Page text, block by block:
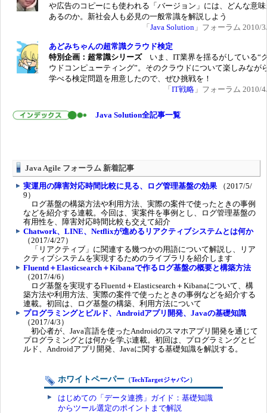
や広告のコピーにも使われる「バージョン」には、どんな意
あるのか。新社会人も必見の一般常識を解説しよう
「Java Solution 」フォーラム 2010/
あどみちゃんの超常識クラウド検定
特別企画：超常識シリーズいま、IT業界を揺るがしている“
ウドコンピューティング”。そのクラウドについて楽しみなが
学べる検定問題を用意したので、ぜひ挑戦を！
「IT戦略 」フォーラム 2010/
Java Solution全記事一覧
Java Agile フォーラム 新着記事
実運用の障害対応時間比較に見る、ログ管理基盤の効果 （2017/5/
9）
ログ基盤の構築方法や利用方法、実際の案件で使ったときの事例
などを紹介する連載。今回は、実案件を事例とし、ログ管理基盤の
有用性を、障害対応時間比較も交えて紹介
Chatwork、LINE、Netflixが進めるリアクティブシステムとは何か
（2017/4/27）
「リアクティブ」に関連する幾つかの用語について解説し、リア
クティブシステムを実現するためのライブラリを紹介します
Fluentd＋Elasticsearch＋Kibanaで作るログ基盤の概要と構築方法
（2017/4/6）
ログ基盤を実現するFluentd＋Elasticsearch＋Kibanaについて、構
築方法や利用方法、実際の案件で使ったときの事例などを紹介する
連載。初回は、ログ基盤の構築、利用方法について
プログラミングとビルド、Androidアプリ開発、Javaの基礎知識
（2017/4/3）
初心者が、Java言語を使ったAndroidのスマホアプリ開発を通じて
プログラミングとは何かを学ぶ連載。初回は、プログラミングとビ
ルド、Androidアプリ開発、Javaに関する基礎知識を解説する。
ホワイトペーパー （TechTargetジャパン）
はじめての「データ連携」ガイド：基礎知識
からツール選定のポイントまで解説